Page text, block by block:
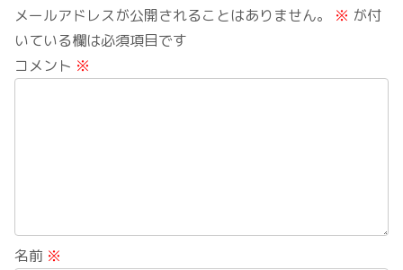
メールアドレスが公開されることはありません。 ※ が付
いている欄は必須項目です
コメント ※
名前 ※